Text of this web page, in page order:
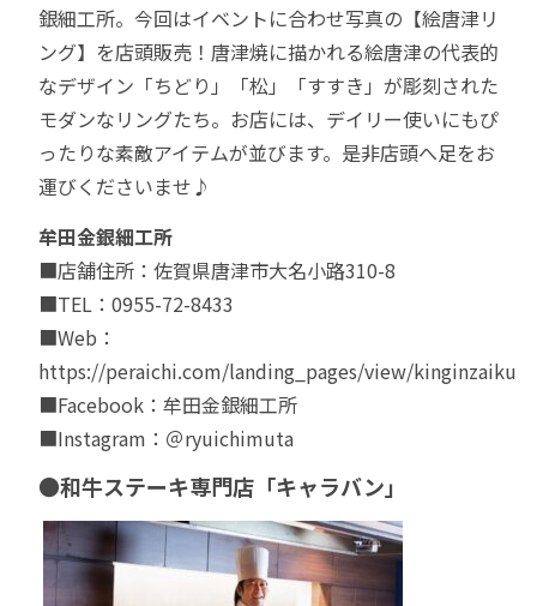
銀細工所。今回はイベントに合わせ写真の【絵唐津リ
ング】を店頭販売！唐津焼に描かれる絵唐津の代表的
なデザイン「ちどり」「松」「すすき」が彫刻された
モダンなリングたち。お店には、デイリー使いにもぴ
ったりな素敵アイテムが並びます。是非店頭へ足をお
運びくださいませ♪
牟田金銀細工所
■店舗住所：佐賀県唐津市大名小路310-8
■TEL：0955-72-8433
■Web：
https://peraichi.com/landing_pages/view/kinginzaiku
■Facebook： 牟田金銀細工所
■Instagram： ＠ryuichimuta
●和牛ステーキ専門店「キャラバン」